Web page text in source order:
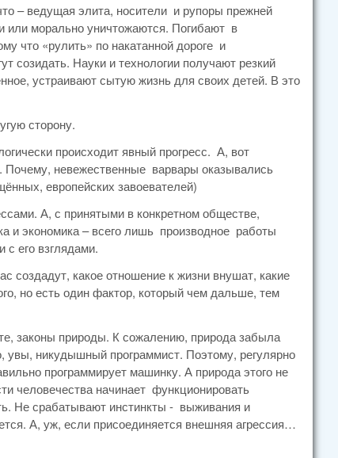
– ведущая элита, носители и рупоры прежней
или морально уничтожаются. Погибают в
что «рулить» по накатанной дороге и
созидать. Науки и технологии получают резкий
устраивают сытую жизнь для своих детей. В это
сторону.
происходит явный прогресс. А, вот
невежественные варвары оказывались
европейских завоевателей)
А, с принятыми в конкретном обществе,
экономика – всего лишь производное работы
с его взглядами.
создадут, какое отношение к жизни внушат, какие
но есть один фактор, который чем дальше, тем
законы природы. К сожалению, природа забыла
увы, никудышный программист. Поэтому, регулярно
программирует машинку. А природа этого не
человечества начинает функционировать
Не срабатывают инстинкты - выживания и
А, уж, если присоединяется внешняя агрессия…